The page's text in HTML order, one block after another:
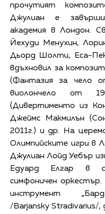
прочутият
Джулиан е
академия в Лондон.
Йехуди Менухин,
Дьорд Шолти, Еса-
вдъхновил за
(Фантазия за чело
виолончело от
(Дивертименто из
Джеймс Макмилън
2011г.) и др. На
Олимпийските игри в
Джулиан Лойд Уебър
Едуард Елгар в
симфоничен
инструмент
/Barjansky Stradivarius/